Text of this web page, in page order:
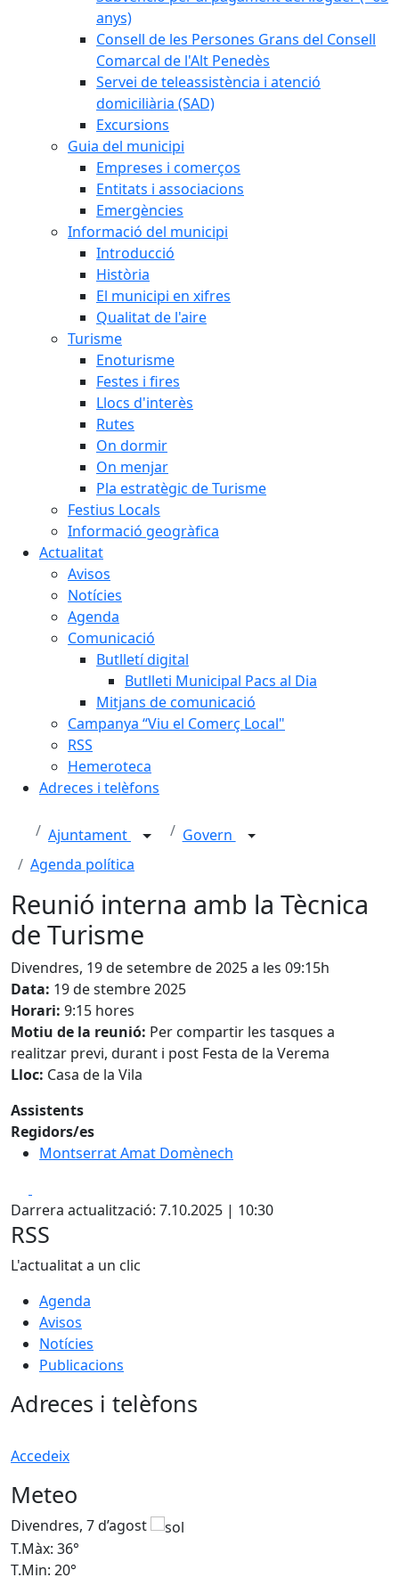
anys)
Consell de les Persones Grans del Consell
Comarcal de l'Alt Penedès
Servei de teleassistència i atenció
domiciliària (SAD)
Excursions
Guia del municipi
Empreses i comerços
Entitats i associacions
Emergències
Informació del municipi
Introducció
Història
El municipi en xifres
Qualitat de l'aire
Turisme
Enoturisme
Festes i fires
Llocs d'interès
Rutes
On dormir
On menjar
Pla estratègic de Turisme
Festius Locals
Informació geogràfica
Actualitat
Avisos
Notícies
Agenda
Comunicació
Butlletí digital
Butlleti Municipal Pacs al Dia
Mitjans de comunicació
Campanya “Viu el Comerç Local"
RSS
Hemeroteca
Adreces i telèfons
Ajuntament
Govern
Agenda política
Reunió interna amb la Tècnica
de Turisme
Divendres, 19 de setembre de 2025 a les 09:15h
Data: 19 de stembre 2025
Horari: 9:15 hores
Motiu de la reunió: Per compartir les tasques a
realitzar previ, durant i post Festa de la Verema
Lloc: Casa de la Vila
Assistents
Regidors/es
Montserrat Amat Domènech
Darrera actualització: 7.10.2025 | 10:30
RSS
L'actualitat a un clic
Agenda
Avisos
Notícies
Publicacions
Adreces i telèfons
Accedeix
Meteo
Divendres, 7 d’agost
T.Màx: 36°
T.Min: 20°